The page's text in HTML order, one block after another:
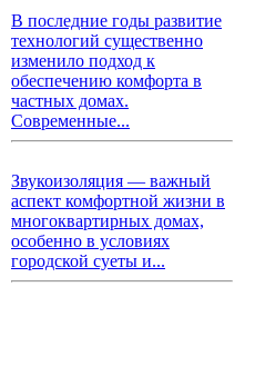
В последние годы развитие
технологий существенно
изменило подход к
обеспечению комфорта в
частных домах.
Современные...
Звукоизоляция — важный
аспект комфортной жизни в
многоквартирных домах,
особенно в условиях
городской суеты и...